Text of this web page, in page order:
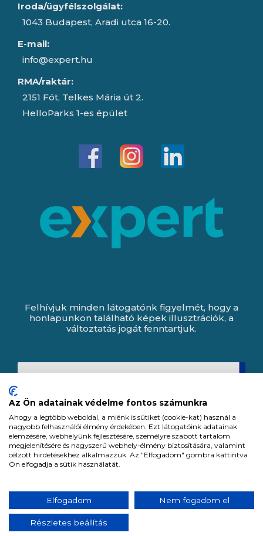
Iroda/ügyfélszolgálat:
1043 Budapest, Aradi utca 16-20.
E-mail:
info@expert.hu
RMA/raktár:
2151 Fót, Telkes Mária út 2.
HelloParks 1-es épület
Felhívjuk minden látogatónk figyelmét, hogy a
honlapunkon található képek illusztrációk, a
változtatás jogát fenntartjuk.
Minden jog fenntartva. All rights reserved.
Tervezte és készítette:
Vision-Software, az Octopus 8 ERP forgalmazója.
Az Ön adatainak védelme fontos számunkra
Ahogy a legtöbb weboldal, a miénk is sütiket (cookie-kat) használ a
nagyobb felhasználói élmény érdekében. Ezt látogatóink adatainak
elemzésére, webhelyünk fejlesztésére, személyre szabott tartalom
megjelenítésére és nagyszerű webhely-élmény biztosítására, valamint
célzott hirdetésekhez alkalmazzuk. Az "Elfogadom" gombra kattintva
Ön elfogadja a sütik használatát.
Elfogadom Nem fogadom el
Részletes beállítás